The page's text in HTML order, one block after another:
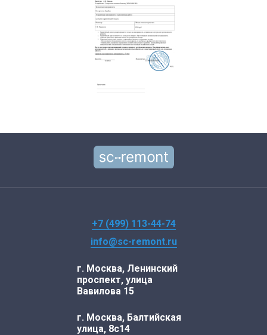
+7 (499) 113-44-74
info@sc-remont.ru
г. Москва, Ленинский
проспект, улица
Вавилова 15
г. Москва, Балтийская
улица, 8с14